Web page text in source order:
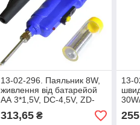
13-02-296. Паяльник 8W,
живлення від батарейой
АА 3*1,5V, DC-4,5V, ZD-
20D
313,65₴
13-